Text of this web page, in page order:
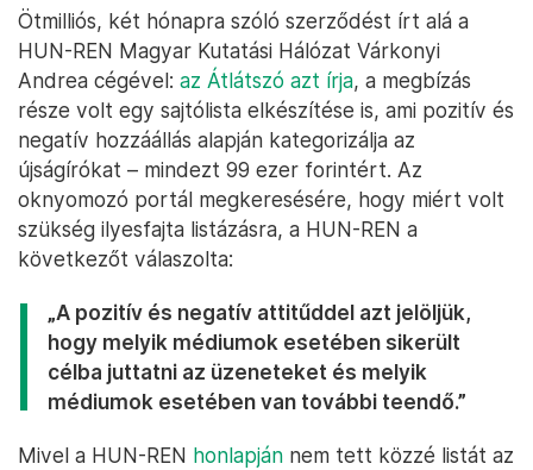
Ötmilliós, két hónapra szóló szerződést írt alá a
HUN-REN Magyar Kutatási Hálózat Várkonyi
Andrea cégével: az Átlátszó azt írja, a megbízás
része volt egy sajtólista elkészítése is, ami pozitív és
negatív hozzáállás alapján kategorizálja az
újságírókat – mindezt 99 ezer forintért. Az
oknyomozó portál megkeresésére, hogy miért volt
szükség ilyesfajta listázásra, a HUN-REN a
következőt válaszolta:
„A pozitív és negatív attitűddel azt jelöljük,
hogy melyik médiumok esetében sikerült
célba juttatni az üzeneteket és melyik
médiumok esetében van további teendő.”
Mivel a HUN-REN honlapján nem tett közzé listát az